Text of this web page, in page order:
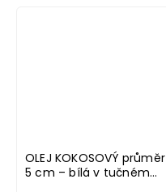
OLEJ KOKOSOVÝ průměr
5 cm – bílá v tučném